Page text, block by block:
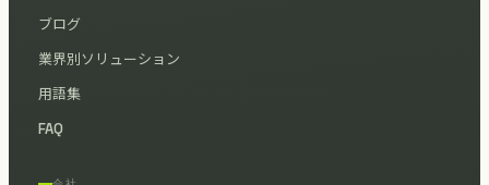
ブログ
業界別ソリューション
用語集
FAQ